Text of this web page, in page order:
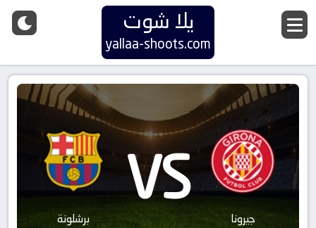
يلا شوت
yallaa-shoots.com
جيرونا VS برشلونة